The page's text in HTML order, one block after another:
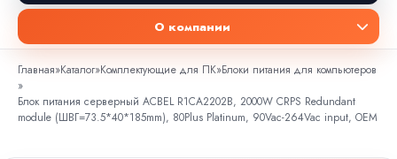
О компании
Главная»Каталог»Комплектующие для ПК»Блоки питания для компьютеров
»
Блок питания серверный ACBEL R1CA2202B, 2000W CRPS Redundant
module (ШВГ=73.5*40*185mm), 80Plus Platinum, 90Vac-264Vac input, OEM